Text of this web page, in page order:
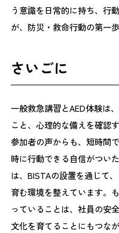
う意識を日常的に持ち、行
が、防災・救命行動の第一
さいごに
一般救急講習とAED体験は
こと、心理的な備えを確認
参加者の声からも、短時間
時に行動できる自信がつい
は、BISTAの設置を通じて
育む環境を整えています。
っていることは、社員の安
文化を育てることにもつなが